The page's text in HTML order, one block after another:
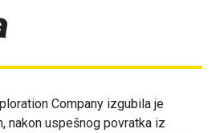
Company izgubila je
nakon uspešnog povratka iz